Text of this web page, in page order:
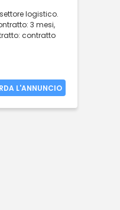
logistico.
3 mesi,
contratto
L'ANNUNCIO